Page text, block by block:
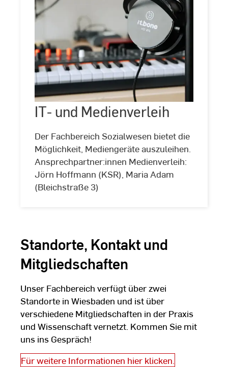
©
Laura
Freund
IT- und Medienverleih
Der Fachbereich Sozialwesen bietet die
Möglichkeit, Mediengeräte auszuleihen.
Ansprechpartner:innen Medienverleih:
Jörn Hoffmann (KSR), Maria Adam
(Bleichstraße 3)
IT-
und
Medienverleih
Standorte, Kontakt und
Mitgliedschaften
Unser Fachbereich verfügt über zwei
Standorte in Wiesbaden und ist über
verschiedene Mitgliedschaften in der Praxis
und Wissenschaft vernetzt. Kommen Sie mit
uns ins Gespräch!
Für weitere Informationen hier klicken.